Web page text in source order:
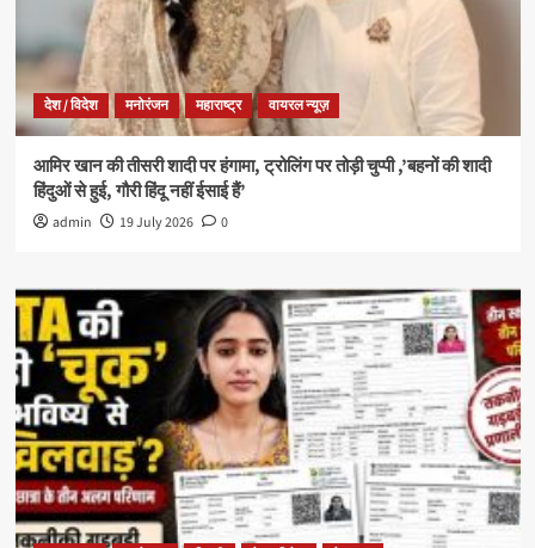
देश / विदेश मनोरंजन महाराष्ट्र वायरल न्यूज़
आमिर खान की तीसरी शादी पर हंगामा, ट्रोलिंग पर तोड़ी चुप्पी ,’बहनों की शादी
हिंदुओं से हुई, गौरी हिंदू नहीं ईसाई हैं’
admin 19 July 2026 0